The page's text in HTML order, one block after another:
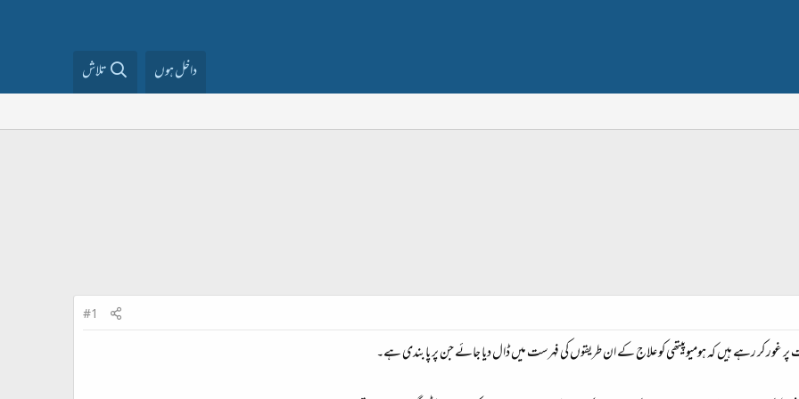
داخل ہوں تلاش
#1
پر غور کر رہے ہیں کہ ہومیوپیتھی کو علاج کے ان طریقوں کی فہرست میں ڈال دیا جائے جن پر پابندی ہے۔